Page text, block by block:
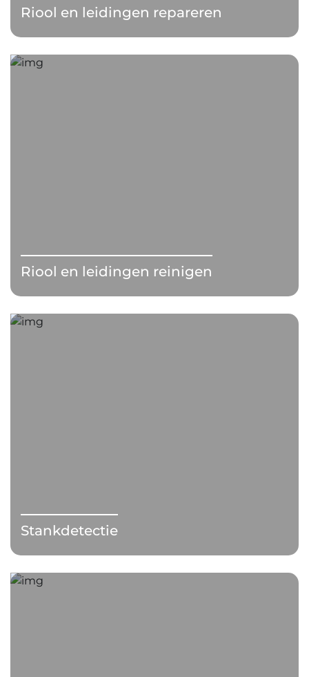
Riool en leidingen repareren
Riool en leidingen reinigen
Stankdetectie